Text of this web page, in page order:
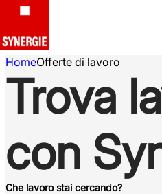
HomeOfferte di lavoro
Trova
con
Che lavoro stai cercando?